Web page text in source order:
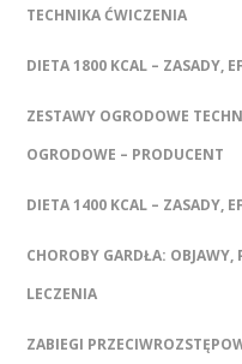
TECHNIKA ĆWICZENIA
DIETA 1800 KCAL – ZASADY,
ZESTAWY OGRODOWE
OGRODOWE – PRODUCENT
DIETA 1400 KCAL – ZASADY,
CHOROBY GARDŁA:
LECZENIA
ZABIEGI